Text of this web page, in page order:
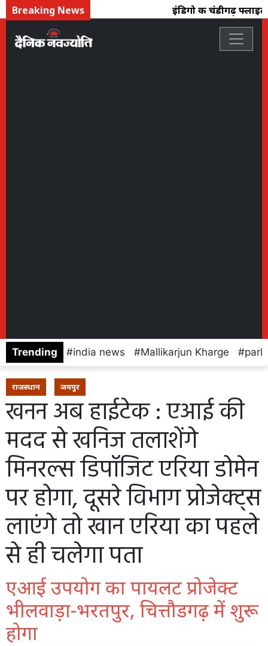
Breaking News इंडिगो की चंडीगढ़ फ्लाइट
Trending india news Mallikarjun Kharge
राजस्थान जयपुर
खनन अब हाईटेक : एआई की
मदद से खनिज तलाशेंगे
मिनरल्स डिपॉजिट एरिया डोमेन
पर होगा, दूसरे विभाग प्रोजेक्ट्स
लाएंगे तो खान एरिया का पहले
से ही चलेगा पता
एआई उपयोग का पायलट प्रोजेक्ट
भीलवाड़ा-भरतपुर, चित्तौडगढ़ में शुरू
होगा